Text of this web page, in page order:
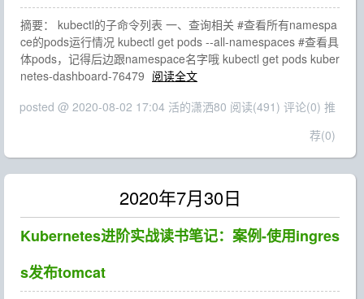
摘要： kubectl的子命令列表 一、查询相关 #查看所有namespa
ce的pods运行情况 kubectl get pods --all-namespaces #查看具
体pods，记得后边跟namespace名字哦 kubectl get pods kuber
netes-dashboard-76479 阅读全文
posted @ 2020-08-02 17:04 活的潇洒80 阅读(491) 评论(0) 推
荐(0)
2020年7月30日
Kubernetes进阶实战读书笔记：案例-使用ingres
s发布tomcat